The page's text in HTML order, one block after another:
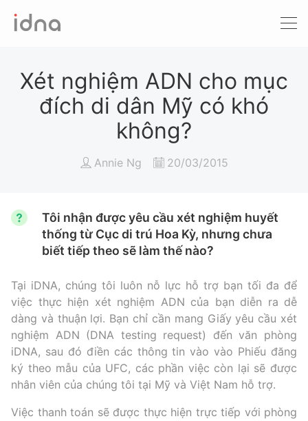
Xét nghiệm ADN
Tầm soát ung thư
Làm khai sinh
Xét nghiệm động vật
Xét nghiệm ADN cho mục
đích di dân Mỹ có khó
không?
Annie Ng 20/03/2015
Tôi nhận được yêu cầu xét nghiệm huyết
thống từ Cục di trú Hoa Kỳ, nhưng chưa
biết tiếp theo sẽ làm thế nào?
Tại iDNA, chúng tôi luôn nỗ lực hỗ trợ bạn tối đa để
việc thực hiện xét nghiệm ADN của bạn diễn ra dễ
dàng và thuận lợi. Bạn chỉ cần mang Giấy yêu cầu xét
nghiệm ADN (DNA testing request) đến văn phòng
iDNA, sau đó điền các thông tin vào vào Phiếu đăng
ký theo mẫu của UFC, các phần việc còn lại sẽ được
nhân viên của chúng tôi tại Mỹ và Việt Nam hỗ trợ.
Việc thanh toán sẽ được thực hiện trực tiếp với phòng